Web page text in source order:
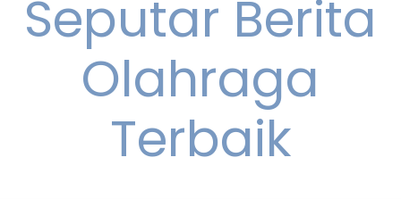
Seputar Berita
Olahraga
Terbaik